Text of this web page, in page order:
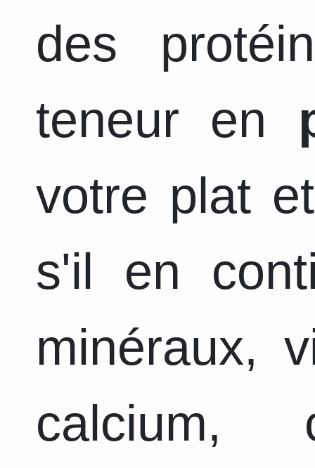
des
teneur en
votre plat
s'il en
minéraux,
calcium,